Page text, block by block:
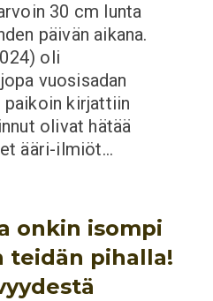
30 cm lunta
päivän aikana.
oli
vuosisadan
paikoin kirjattiin
olivat hätää
ääri-ilmiöt…
onkin isompi
teidän pihalla!